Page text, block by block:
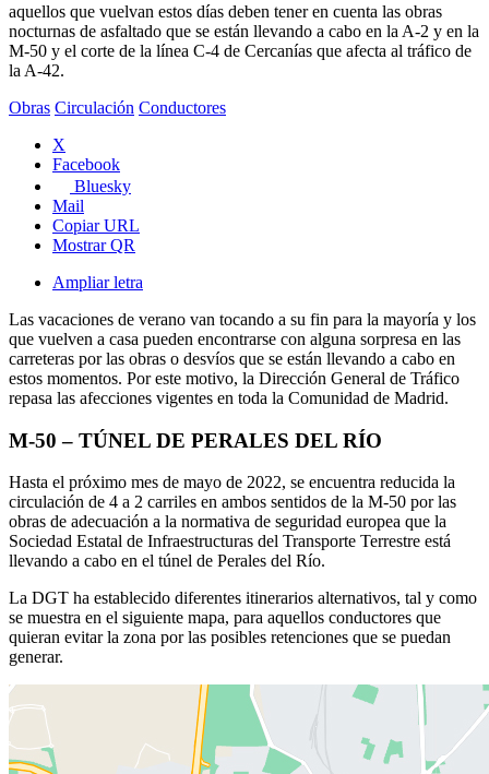
aquellos que vuelvan estos días deben tener en cuenta las obras
nocturnas de asfaltado que se están llevando a cabo en la A-2 y en la
M-50 y el corte de la línea C-4 de Cercanías que afecta al tráfico de
la A-42.
Obras Circulación Conductores
X
Facebook
Bluesky
Mail
Copiar URL
Mostrar QR
Ampliar letra
Las vacaciones de verano van tocando a su fin para la mayoría y los
que vuelven a casa pueden encontrarse con alguna sorpresa en las
carreteras por las obras o desvíos que se están llevando a cabo en
estos momentos. Por este motivo, la Dirección General de Tráfico
repasa las afecciones vigentes en toda la Comunidad de Madrid.
M-50 – TÚNEL DE PERALES DEL RÍO
Hasta el próximo mes de mayo de 2022, se encuentra reducida la
circulación de 4 a 2 carriles en ambos sentidos de la M-50 por las
obras de adecuación a la normativa de seguridad europea que la
Sociedad Estatal de Infraestructuras del Transporte Terrestre está
llevando a cabo en el túnel de Perales del Río.
La DGT ha establecido diferentes itinerarios alternativos, tal y como
se muestra en el siguiente mapa, para aquellos conductores que
quieran evitar la zona por las posibles retenciones que se puedan
generar.